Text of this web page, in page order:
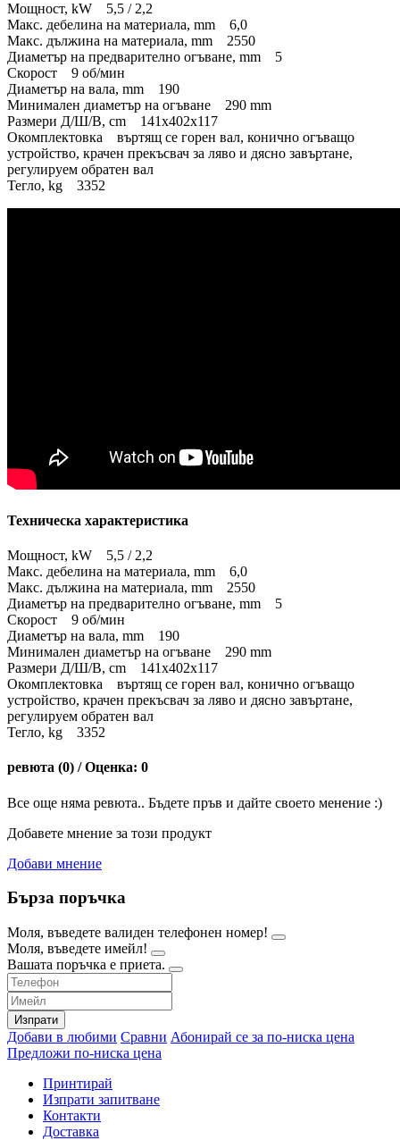
Мощност, kW 5,5 / 2,2
Макс. дебелина на материала, mm 6,0
Макс. дължина на материала, mm 2550
Диаметър на предварително огъване, mm 5
Скорост 9 об/мин
Диаметър на вала, mm 190
Минимален диаметър на огъване 290 mm
Размери Д/Ш/В, cm 141x402x117
Окомплектовка въртящ се горен вал, конично огъващо
устройство, крачен прекъсвач за ляво и дясно завъртане,
регулируем обратен вал
Тегло, kg 3352
Техническа характеристика
Мощност, kW 5,5 / 2,2
Макс. дебелина на материала, mm 6,0
Макс. дължина на материала, mm 2550
Диаметър на предварително огъване, mm 5
Скорост 9 об/мин
Диаметър на вала, mm 190
Минимален диаметър на огъване 290 mm
Размери Д/Ш/В, cm 141x402x117
Окомплектовка въртящ се горен вал, конично огъващо
устройство, крачен прекъсвач за ляво и дясно завъртане,
регулируем обратен вал
Тегло, kg 3352
ревюта (0) / Оценка: 0
Все още няма ревюта.. Бъдете пръв и дайте своето менение :)
Добавете мнение за този продукт
Добави мнение
Бърза поръчка
Моля, въведете валиден телефонен номер!
Моля, въведете имейл!
Вашата поръчка е приета.
Изпрати
Добави в любими Сравни Абонирай се за по-ниска цена
Предложи по-ниска цена
Принтирай
Изпрати запитване
Контакти
Доставка